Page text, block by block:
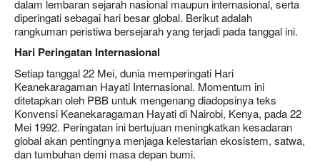
dalam lembaran sejarah nasional maupun internasional, serta
diperingati sebagai hari besar global. Berikut adalah
rangkuman peristiwa bersejarah yang terjadi pada tanggal ini.
Hari Peringatan Internasional
Setiap tanggal 22 Mei, dunia memperingati Hari
Keanekaragaman Hayati Internasional. Momentum ini
ditetapkan oleh PBB untuk mengenang diadopsinya teks
Konvensi Keanekaragaman Hayati di Nairobi, Kenya, pada 22
Mei 1992. Peringatan ini bertujuan meningkatkan kesadaran
global akan pentingnya menjaga kelestarian ekosistem, satwa,
dan tumbuhan demi masa depan bumi.